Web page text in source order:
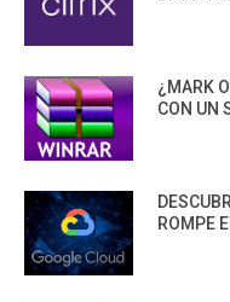
¿MARK
CON UN
ROMPE